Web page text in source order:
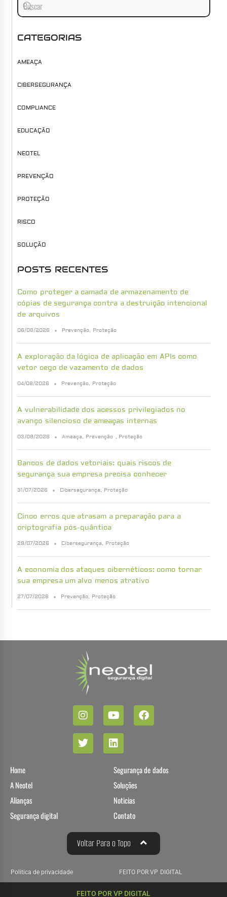
CATEGORIAS
AMEAÇA
CIBERSEGURANÇA
COMPLIANCE
EDUCAÇÃO
NEOTEL
PREVENÇÃO
PROTEÇÃO
RISCO
SOLUÇÃO
POSTS RECENTES
Como proteger a camada de armazenamento de
cópias de segurança contra a destruição intencional
de arquivos
06/08/2026 Prevenção, Proteção
A exploração da lógica de aplicação em APIs como
vetor cego de vazamento de dados
04/08/2026 Prevenção, Proteção
A vulnerabilidade dos acessos privilegiados no
avanço silencioso de ameaças internas
03/08/2026 Ameaça, Prevenção , Proteção
Bancos de dados vetoriais: quais riscos de
segurança sua empresa precisa conhecer
31/07/2026 Cibersegurança, Proteção
Cinco erros que atrasam a preparação para a
criptografia pós-quântica
29/07/2026 Cibersegurança, Proteção
A economia dos ataques cibernéticos: como tornar
sua empresa um alvo menos atrativo
27/07/2026 Prevenção, Proteção
Home
A Neotel
Alianças
Segurança digital
Segurança de dados
Soluções
Noticias
Contato
Voltar Para o Topo
Politica de privacidade FEITO POR VP DIGITAL
FEITO POR VP DIGITAL